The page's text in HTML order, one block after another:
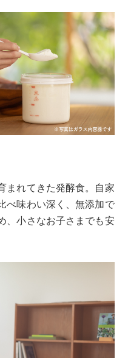
まれてきた発酵食。自家
べ味わい深く、無添加で
、小さなお子さまでも安